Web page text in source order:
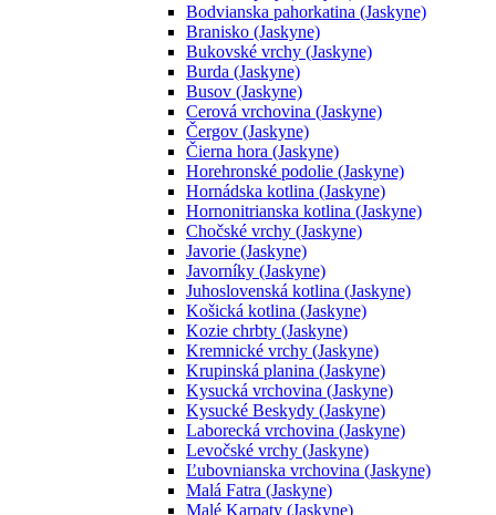
Bodvianska pahorkatina (Jaskyne)
Branisko (Jaskyne)
Bukovské vrchy (Jaskyne)
Burda (Jaskyne)
Busov (Jaskyne)
Cerová vrchovina (Jaskyne)
Čergov (Jaskyne)
Čierna hora (Jaskyne)
Horehronské podolie (Jaskyne)
Hornádska kotlina (Jaskyne)
Hornonitrianska kotlina (Jaskyne)
Chočské vrchy (Jaskyne)
Javorie (Jaskyne)
Javorníky (Jaskyne)
Juhoslovenská kotlina (Jaskyne)
Košická kotlina (Jaskyne)
Kozie chrbty (Jaskyne)
Kremnické vrchy (Jaskyne)
Krupinská planina (Jaskyne)
Kysucká vrchovina (Jaskyne)
Kysucké Beskydy (Jaskyne)
Laborecká vrchovina (Jaskyne)
Levočské vrchy (Jaskyne)
Ľubovnianska vrchovina (Jaskyne)
Malá Fatra (Jaskyne)
Malé Karpaty (Jaskyne)